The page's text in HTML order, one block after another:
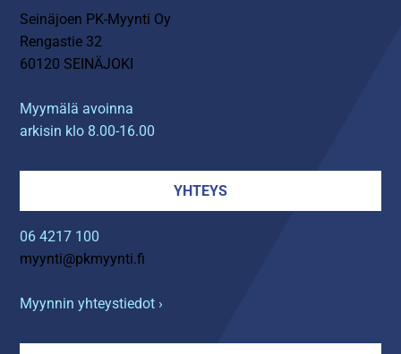
Seinäjoen PK-Myynti Oy
Rengastie 32
60120 SEINÄJOKI
Myymälä avoinna
arkisin klo 8.00-16.00
YHTEYS
06 4217 100
myynti@pkmyynti.fi
Myynnin yhteystiedot ›